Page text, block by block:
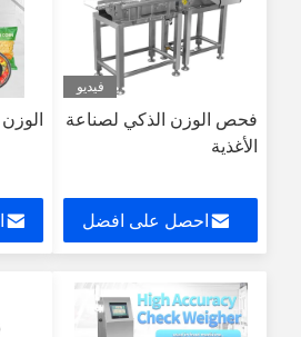
فيديو
فحص الوزن الذكي لصناعة
الأغذية
احصل على افضل